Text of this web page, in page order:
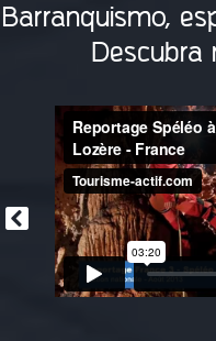
Barranquismo,
Descubra